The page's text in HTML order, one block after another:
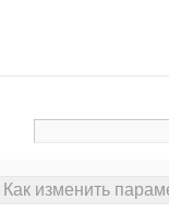
Как изменить